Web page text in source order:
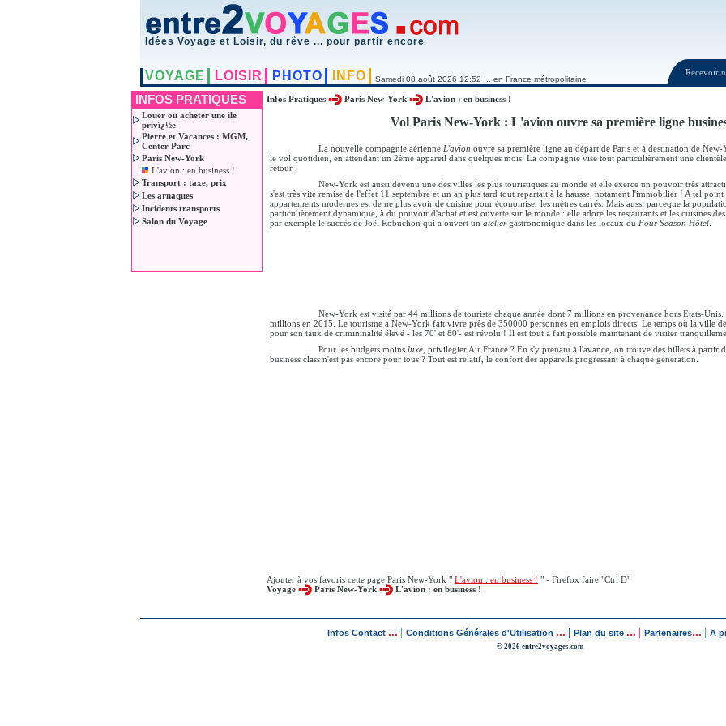
Idées Voyage et Loisir, du rêve ... pour partir encore
VOYAGE LOISIR PHOTO INFO Samedi 08 août 2026 12:52 ... en France métropolitaine
Recevoir
INFOS PRATIQUES
Louer ou acheter une ile
privï¿½e
Pierre et Vacances : MGM,
Center Parc
Paris New-York
L'avion : en business !
Transport : taxe, prix
Les arnaques
Incidents transports
Salon du Voyage
Infos Pratiques Paris New-York L'avion : en business !
Vol Paris New-York : L'avion ouvre sa première ligne
La nouvelle compagnie aérienne L'avion ouvre sa première ligne au départ de Paris et à destination de
le vol quotidien, en attendant un 2ème appareil dans quelques mois. La compagnie vise tout particulièrement une
retour.
New-York est aussi devenu une des villes les plus touristiques au monde et elle exerce un pouvoir très
s'est très vite remise de l'effet 11 septembre et un an plus tard tout repartait à la hausse, notament l'immobilier ! A tel point
appartements modernes est de ne plus avoir de cuisine pour économiser les mètres carrés. Mais aussi parceque la
particulièrement dynamique, à du pouvoir d'achat et est ouverte sur le monde : elle adore les restaurants et les cuisines
par exemple le succès de Joël Robuchon qui a ouvert un ateliergastronomique dans les locaux du Four Season Hôtel
New-York est visité par 44 millions de touriste chaque année dont 7 millions en provenance hors Etats-
millions en 2015. Le tourisme a New-York fait vivre près de 350000 personnes en emplois directs. Le temps où la ville
pour son taux de crimininalité élevé - les 70' et 80'- est révolu ! Il est tout a fait possible maintenant de visiter
Pour les budgets moins luxe , privilegier Air France ? En s'y prenant à l'avance, on trouve des billets à partir
business class n'est pas encore pour tous ? Tout est relatif, le confort des appareils progressant à chaque génération.
Ajouter à vos favoris cette page Paris New-York " L'avion : en business ! " - Firefox faire "Ctrl D"
Voyage
Paris New-York L'avion : en business !
Infos Contact ... Conditions Générales d'Utilisation ... Plan du site ... Partenaires... A
© 2026 entre2voyages.com